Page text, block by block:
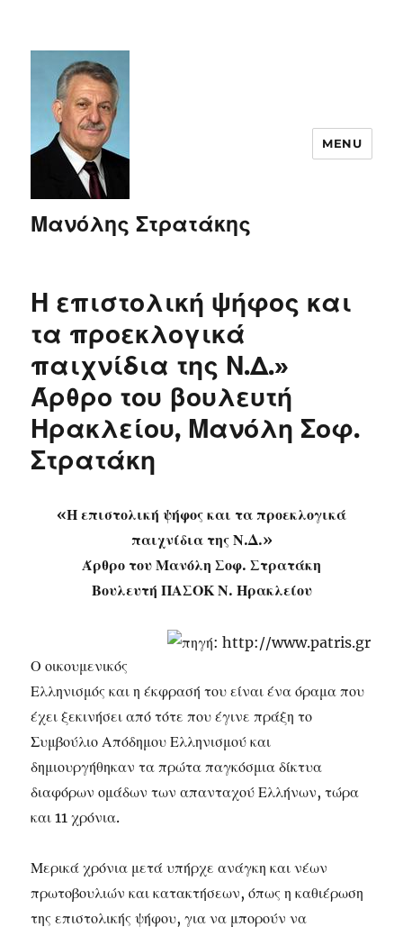
Μανόλης Στρατάκης
MENU
Η επιστολική ψήφος και
τα προεκλογικά
παιχνίδια της Ν.Δ.»
Άρθρο του βουλευτή
Ηρακλείου, Μανόλη Σοφ.
Στρατάκη
«Η επιστολική ψήφος και τα προεκλογικά
παιχνίδια της Ν.Δ.»
Άρθρο του Μανόλη Σοφ. Στρατάκη
Βουλευτή ΠΑΣΟΚ Ν. Ηρακλείου
Ο οικουμενικός
Ελληνισμός και η έκφρασή του είναι ένα όραμα που
έχει ξεκινήσει από τότε που έγινε πράξη το
Συμβούλιο Απόδημου Ελληνισμού και
δημιουργήθηκαν τα πρώτα παγκόσμια δίκτυα
διαφόρων ομάδων των απανταχού Ελλήνων, τώρα
και 11 χρόνια.
Μερικά χρόνια μετά υπήρχε ανάγκη και νέων
πρωτοβουλιών και κατακτήσεων, όπως η καθιέρωση
της επιστολικής ψήφου, για να μπορούν να